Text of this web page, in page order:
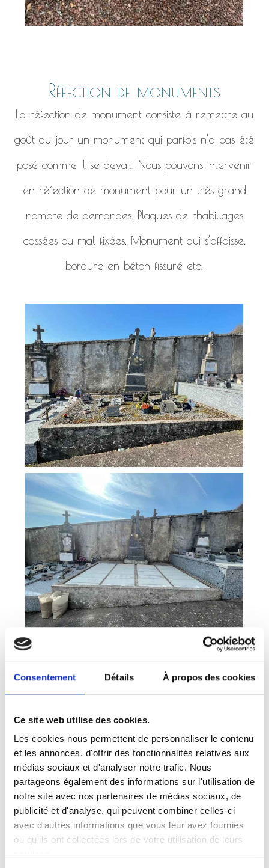
Consentement Détails À propos des cookies
Ce site web utilise des cookies.
Les cookies nous permettent de personnaliser le contenu
et les annonces, d'offrir des fonctionnalités relatives aux
médias sociaux et d'analyser notre trafic. Nous
partageons également des informations sur l'utilisation de
notre site avec nos partenaires de médias sociaux, de
publicité et d'analyse, qui peuvent combiner celles-ci
avec d'autres informations que vous leur avez fournies
ou qu'ils ont collectées lors de votre utilisation de leurs
Réfection de monuments
La réfection de monument consiste à remettre au
goût du jour un monument qui parfois n’a pas été
posé comme il se devait. Nous pouvons intervenir
en réfection de monument pour un très grand
nombre de demandes. Plaques de rhabillages
cassées ou mal fixées. Monument qui s’affaisse,
bordure en béton fissuré etc.